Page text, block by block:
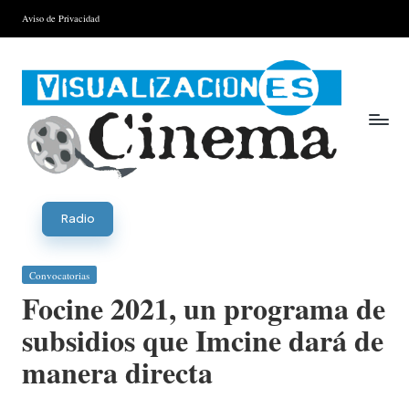
Saltar
contenido
Aviso de Privacidad
V
u
al
iz
a
ci
Radio
Publicada
Convocatorias
Focine 2021, un programa de
subsidios que Imcine dará de
manera directa